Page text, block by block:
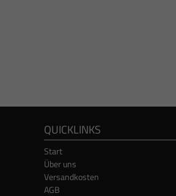
QUICKLINKS
Start
Über uns
Versandkosten
AGB